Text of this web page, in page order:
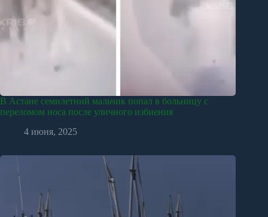
В Астане семилетний мальчик попал в больницу с
переломом носа после уличного избиения
4 июня, 2025